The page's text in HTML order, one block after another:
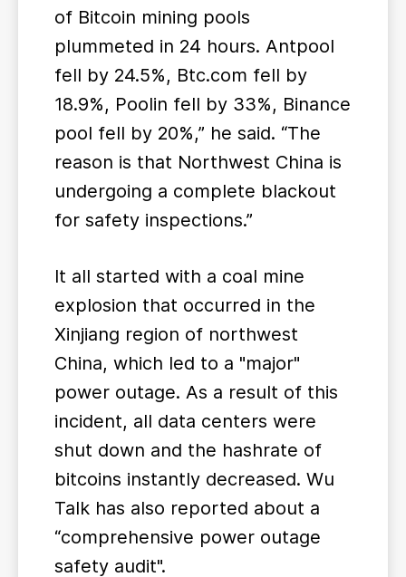
of Bitcoin mining pools
plummeted in 24 hours. Antpool
fell by 24.5%, Btc.com fell by
18.9%, Poolin fell by 33%, Binance
pool fell by 20%,” he said. “The
reason is that Northwest China is
undergoing a complete blackout
for safety inspections.”
It all started with a coal mine
explosion that occurred in the
Xinjiang region of northwest
China, which led to a "major"
power outage. As a result of this
incident, all data centers were
shut down and the hashrate of
bitcoins instantly decreased. Wu
Talk has also reported about a
“comprehensive power outage
safety audit".